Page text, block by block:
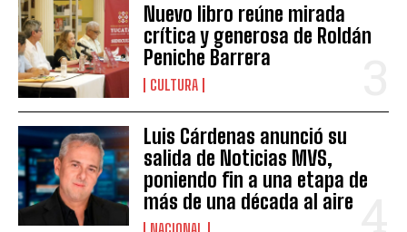
Nuevo libro reúne mirada
crítica y generosa de Roldán
Peniche Barrera
CULTURA
Luis Cárdenas anunció su
salida de Noticias MVS,
poniendo fin a una etapa de
más de una década al aire